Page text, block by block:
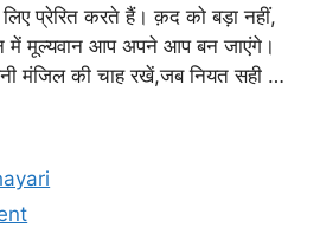
प्रेरित करते हैं। क़द को बड़ा नहीं,
में मूल्यवान आप अपने आप बन जाएंगे।
मंजिल की चाह रखें,जब नियत सही …